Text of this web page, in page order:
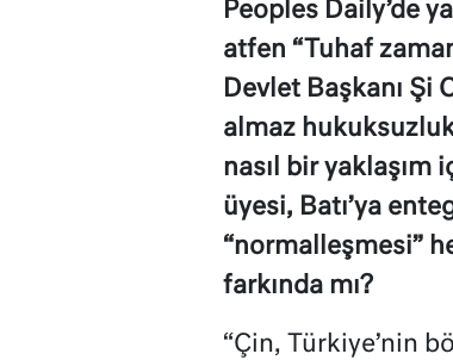
Peoples Daily’de
atfen “Tuhaf
Devlet Başkanı Şi
almaz
nasıl bir yaklaşım
üyesi, Batı’ya
“normalleşmesi”
farkında mı?
“Çin, Türkiye’nin